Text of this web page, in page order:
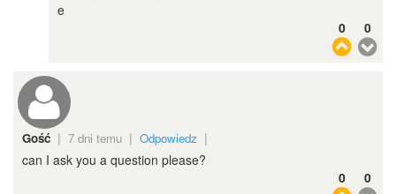
e
0
0
Gość | 7 dni temu | Odpowiedz |
can I ask you a question please?
0
0